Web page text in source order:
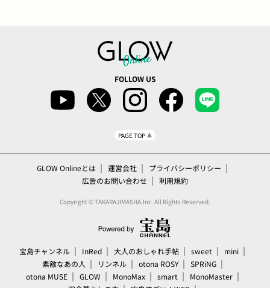
FOLLOW US
PAGE TOP
GLOW Onlineとは 運営会社
プライバシーポリシー
広告のお問い合わせ
利用規約
Copyright © TAKARAJIMASHA,Inc. All Rights Reserved.
宝島チャンネル InRed 大人のおしゃれ手帖 sweet
mini
素敵なあの人
リンネル otona ROSY
SPRiNG
otona MUSE
GLOW MonoMax smart
MonoMaster